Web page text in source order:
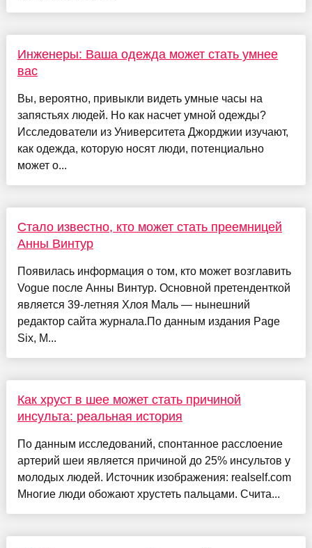
Инженеры: Ваша одежда может стать умнее
вас
Вы, вероятно, привыкли видеть умные часы на
запястьях людей. Но как насчет умной одежды?
Исследователи из Университета Джорджии изучают,
как одежда, которую носят люди, потенциально
может о...
Стало известно, кто может стать преемницей
Анны Винтур
Появилась информация о том, кто может возглавить
Vogue после Анны Винтур. Основной претенденткой
является 39-летняя Хлоя Маль — нынешний
редактор сайта журнала.По данным издания Page
Six, М...
Как хруст в шее может стать причиной
инсульта: реальная история
По данным исследований, спонтанное расслоение
артерий шеи является причиной до 25% инсультов у
молодых людей. Источник изображения: realself.com
Многие люди обожают хрустеть пальцами. Счита...